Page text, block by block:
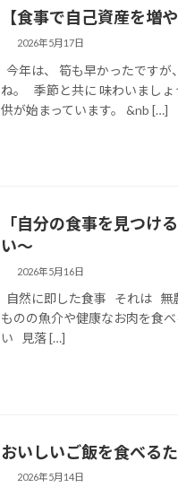
【食事で自己資産を増や
2026年5月17日
今年は、 筍も早かったです
ね。 季節と共に 味わいまし
供が始まっています。 &nb […]
「自分の食事を見つけ
い～
2026年5月16日
自然に即した食事 それは 無
ものの魚介や健康なお肉を食
い 見落 […]
おいしいご飯を食べる
2026年5月14日